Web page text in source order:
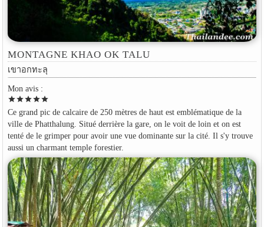
MONTAGNE KHAO OK TALU
เขาอกทะลุ
Mon avis :
starstarstarstarstar
Ce grand pic de calcaire de 250 mètres de haut est emblématique de la
ville de Phatthalung. Situé derrière la gare, on le voit de loin et on est
tenté de le grimper pour avoir une vue dominante sur la cité. Il s'y trouve
aussi un charmant temple forestier.